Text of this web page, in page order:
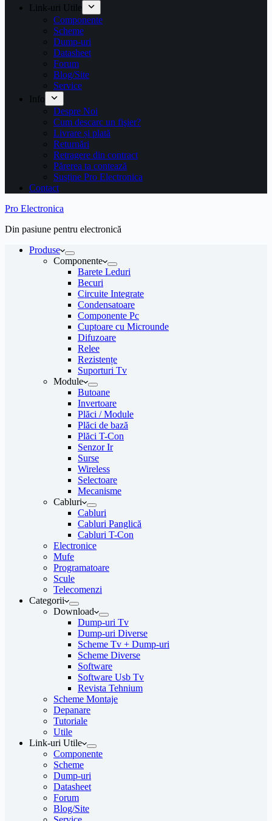
Link-uri Utile
Componente
Scheme
Dump-uri
Datasheet
Forum
Blog/Site
Service
Info
Despre Noi
Cum descarc un fişier?
Livrare și plată
Returnări
Retragere din contract
Părerea ta contează
Susține Pro Electronica
Contact
Pro Electronica
Din pasiune pentru electronică
Produse
Componente
Barete Leduri
Becuri
Circuite Integrate
Condensatoare
Componente Pc
Cuptoare cu Microunde
Difuzoare
Relee
Rezistențe
Suporturi Tv
Module
Butoane
Invertoare
Plăci / Module
Plăci de bază
Plăci T-Con
Senzor Ir
Surse
Wireless
Selectoare
Mecanisme
Cabluri
Cabluri
Cabluri Panglică
Cabluri T-Con
Electronice
Mufe
Programatoare
Scule
Telecomenzi
Categorii
Download
Dump-uri Tv
Dump-uri Diverse
Scheme Tv + Dump-uri
Scheme Diverse
Software
Software Usb Tv
Revista Tehnium
Scheme Montaje
Depanare
Tutoriale
Utile
Link-uri Utile
Componente
Scheme
Dump-uri
Datasheet
Forum
Blog/Site